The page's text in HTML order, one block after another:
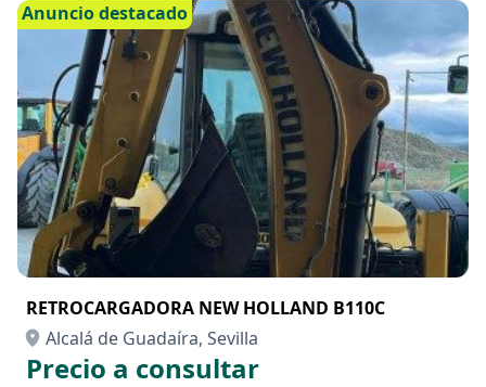
Anuncio destacado
RETROCARGADORA NEW HOLLAND B110C
Alcalá de Guadaíra, Sevilla
Precio a consultar